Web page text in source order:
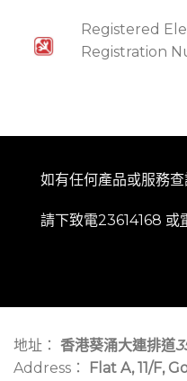
直接從USB播放MP3
Registered
Registration
如有任何產品或服務查
請下致電23614168 或
地址： 香港葵涌大連排道
Address：
Flat A, 11/F,